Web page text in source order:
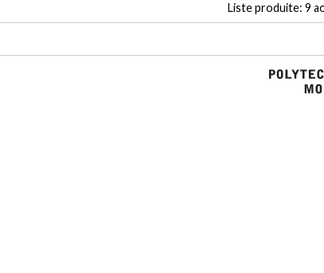
Liste produite: 9